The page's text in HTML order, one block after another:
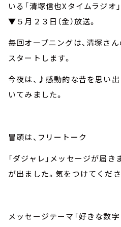
いる「清塚信也Xタイムラジオ」
▼５月２３日（金）放送。
毎回オープニングは、清塚さ
スタートします。
今夜は、♪感動的な昔を思い
いてみました。
冒頭は、フリートーク
「ダジャレ」メッセージが届
が出ました。気をつけてくだ
メッセージテーマ「好きな数字